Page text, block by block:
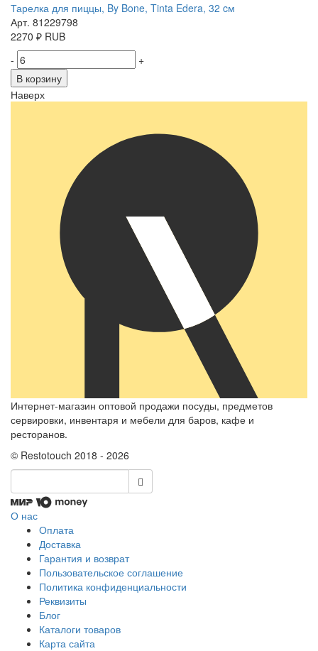
Тарелка для пиццы, By Bone, Tinta Edera, 32 cм
Арт. 81229798
2270 ₽ RUB
-
+
В корзину
Наверх
Интернет-магазин оптовой продажи посуды, предметов
сервировки, инвентаря и мебели для баров, кафе и
ресторанов.
© Restotouch 2018 - 2026
О нас
Оплата
Доставка
Гарантия и возврат
Пользовательское соглашение
Политика конфиденциальности
Реквизиты
Блог
Каталоги товаров
Карта сайта